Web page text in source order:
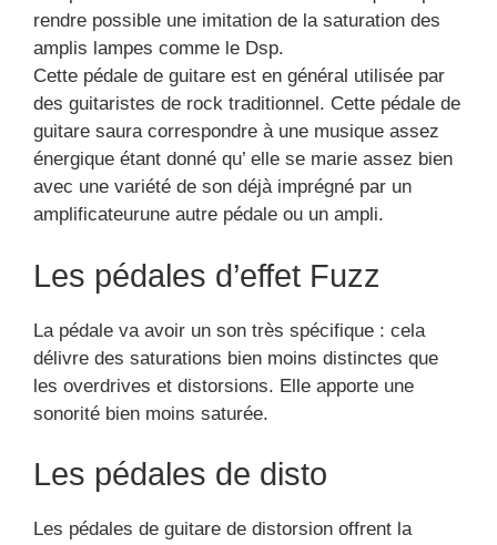
rendre possible une imitation de la saturation des
amplis lampes comme le Dsp.
Cette pédale de guitare est en général utilisée par
des guitaristes de rock traditionnel. Cette pédale de
guitare saura correspondre à une musique assez
énergique étant donné qu’ elle se marie assez bien
avec une variété de son déjà imprégné par un
amplificateurune autre pédale ou un ampli.
Les pédales d’effet Fuzz
La pédale va avoir un son très spécifique : cela
délivre des saturations bien moins distinctes que
les overdrives et distorsions. Elle apporte une
sonorité bien moins saturée.
Les pédales de disto
Les pédales de guitare de distorsion offrent la